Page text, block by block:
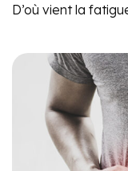
D’où vient la